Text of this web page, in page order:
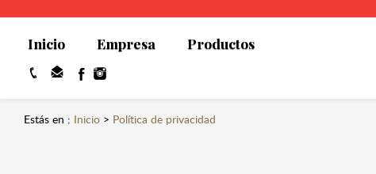
Inicio Empresa Productos
Estás en : Inicio > Política de privacidad